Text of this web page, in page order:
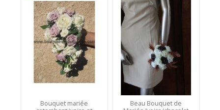
Bouquet mariée
Beau Bouquet de